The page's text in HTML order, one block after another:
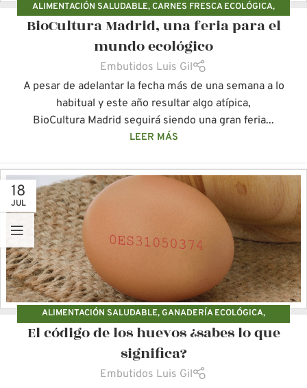
ALIMENTACIÓN SALUDABLE,CARNES FRESCA ECOLÓGICA,
CERDOS ECOLÓGICOS,EMBUTIDOS ECOLÓGICOS LUIS GIL
BioCultura Madrid, una feria para el
mundo ecológico
Embutidos Luis Gil
A pesar de adelantar la fecha más de una semana a lo
habitual y este año resultar algo atípica,
BioCultura Madrid seguirá siendo una gran feria...
LEER MÁS
18
JUL
ALIMENTACIÓN SALUDABLE,GANADERÍA ECOLÓGICA,
PRODUCCIÓN ECOLÓGICA
El código de los huevos ¿sabes lo que
significa?
Embutidos Luis Gil